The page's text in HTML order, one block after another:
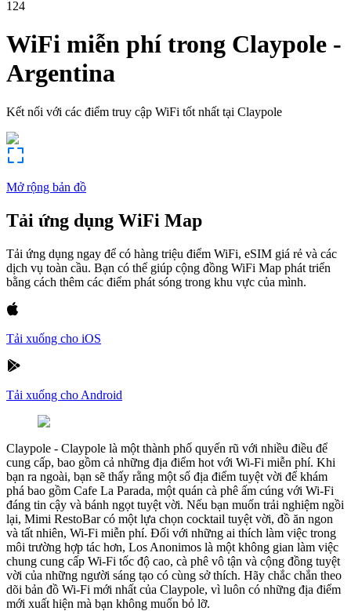
124
WiFi miễn phí trong Claypole -
Argentina
Kết nối với các điểm truy cập WiFi tốt nhất tại Claypole
Mở rộng bản đồ
Tải ứng dụng WiFi Map
Tải ứng dụng ngay để có hàng triệu điểm WiFi, eSIM giá rẻ và các
dịch vụ toàn cầu. Bạn có thể giúp cộng đồng WiFi Map phát triển
bằng cách thêm các điểm phát sóng trong khu vực của mình.
Tải xuống cho iOS
Tải xuống cho Android
Claypole - Claypole là một thành phố quyến rũ với nhiều điều để
cung cấp, bao gồm cả những địa điểm hot với Wi-Fi miễn phí. Khi
bạn ra ngoài, bạn sẽ thấy rằng một số địa điểm tuyệt vời để khám
phá bao gồm Cafe La Parada, một quán cà phê ấm cúng với Wi-Fi
đáng tin cậy và bánh ngọt tuyệt vời. Nếu bạn muốn trải nghiệm ngồi
lại, Mimi RestoBar có một lựa chọn cocktail tuyệt vời, đồ ăn ngon
và tất nhiên, Wi-Fi miễn phí. Đối với những ai thích làm việc trong
môi trường hợp tác hơn, Los Anonimos là một không gian làm việc
chung cung cấp Wi-Fi tốc độ cao, cà phê vô tận và cộng đồng tuyệt
vời của những người sáng tạo có cùng sở thích. Hãy chắc chắn theo
dõi bản đồ Wi-Fi mới nhất của Claypole, vì luôn có những địa điểm
mới xuất hiện mà bạn không muốn bỏ lỡ.